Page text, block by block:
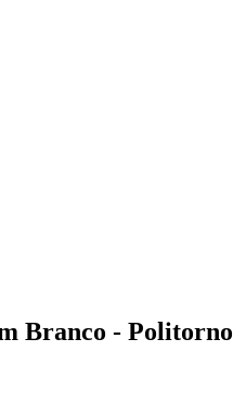
Branco - Politorno